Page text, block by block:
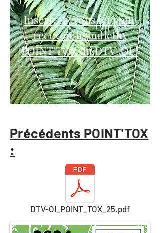
Inscrivez-vous ici pour
recevoir le bulletin
POINT'TOX du DTV-OI !
Précédents POINT'TOX
:
DTV-OI_POINT_TOX_25.pdf